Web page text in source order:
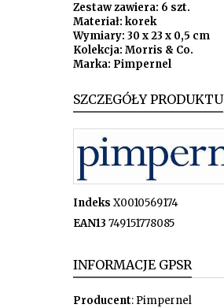
Zestaw zawiera: 6 szt.
Materiał: korek
Wymiary: 30 x 23 x 0,5 cm
Kolekcja: Morris & Co.
Marka: Pimpernel
SZCZEGÓŁY PRODUKTU
Indeks X0010569174
EAN13 749151778085
INFORMACJE GPSR
Producent: Pimpernel